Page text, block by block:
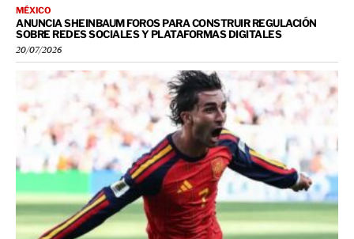
MÉXICO
ANUNCIA SHEINBAUM FOROS PARA CONSTRUIR REGULACIÓN
SOBRE REDES SOCIALES Y PLATAFORMAS DIGITALES
20/07/2026